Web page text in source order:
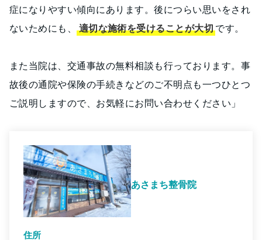
症になりやすい傾向にあります。後につらい思いをされ
ないためにも、適切な施術を受けることが大切です。
また当院は、交通事故の無料相談も行っております。事
故後の通院や保険の手続きなどのご不明点も一つひとつ
ご説明しますので、お気軽にお問い合わせください」
あさまち整骨院
住所